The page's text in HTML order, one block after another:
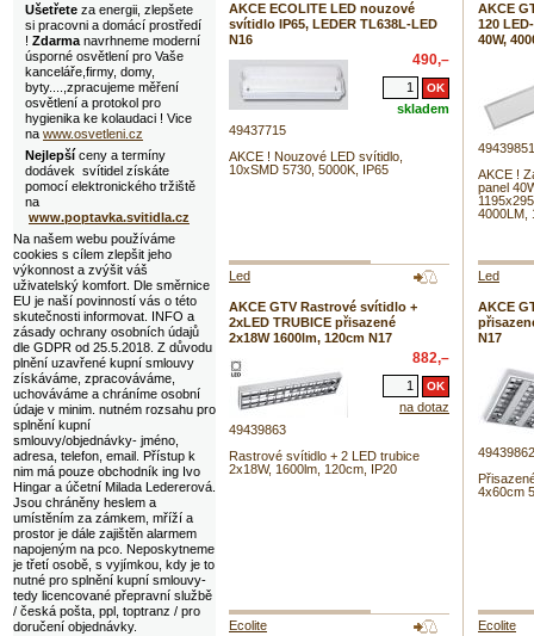
AKCE ECOLITE LED nouzové
svítidlo IP65, LEDER TL638L-LED
N16
490,–
skladem
49437715
AKCE ! Nouzové LED svítidlo,
10xSMD 5730, 5000K, IP65
AKCE
120
40W,
49439851
AKCE !
panel
4000LM,
Led
AKCE GTV Rastrové svítidlo +
2xLED TRUBICE přisazené
2x18W 1600lm, 120cm N17
882,–
na dotaz
49439863
Rastrové svítidlo + 2 LED trubice
2x18W, 1600lm, 120cm, IP20
Led
AKCE
N17
49439862
4x60cm
Ecolite Ecolite
Ušetřete za energii, zlepšete
si pracovni a domácí prostředí
! Zdarma navrhneme moderní
úsporné osvětlení pro Vaše
kanceláře,firmy, domy,
byty....,zpracujeme měření
osvětlení a protokol pro
hygienika ke kolaudaci ! Vice
na www.osvetleni.cz
Nejlepší ceny a termíny
dodávek svítidel získáte
pomocí elektronického tržiště
na
www.poptavka.svitidla.cz
Na našem webu používáme
cookies s cílem zlepšit jeho
výkonnost a zvýšit váš
uživatelský komfort. Dle směrnice
EU je naší povinností vás o této
skutečnosti informovat. INFO a
zásady ochrany osobních údajů
dle GDPR od 25.5.2018. Z důvodu
plnění uzavřené kupní smlouvy
získáváme, zpracováváme,
uchováváme a chráníme osobní
údaje v minim. nutném rozsahu pro
splnění kupní
smlouvy/objednávky- jméno,
adresa, telefon, email. Přístup k
nim má pouze obchodník ing Ivo
Hingar a účetní Milada Ledererová.
Jsou chráněny heslem a
umístěním za zámkem, mříží a
prostor je dále zajištěn alarmem
napojeným na pco. Neposkytneme
je třetí osobě, s vyjímkou, kdy je to
nutné pro splnění kupní smlouvy-
tedy licencované přepravní službě
/ česká pošta, ppl, toptranz / pro
doručení objednávky.